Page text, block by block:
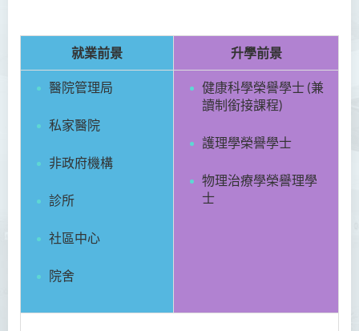
就業前景 升學前景
醫院管理局
私家醫院
非政府機構
診所
社區中心
院舍
健康科學榮譽學士 (兼
讀制銜接課程)
護理學榮譽學士
物理治療學榮譽理學
士
商務學副學士
人工智能及資訊通訊科技高
級文憑 (全日制/兼讀制)
幼兒教育高級文憑
普通科護理學高級文憑